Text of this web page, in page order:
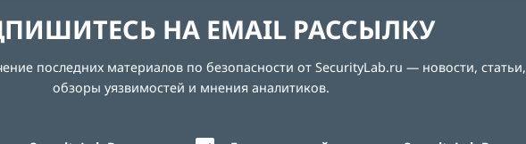
НА EMAIL РАССЫЛКУ
последних материалов по безопасности от SecurityLab.ru — новости, статьи,
обзоры уязвимостей и мнения аналитиков.